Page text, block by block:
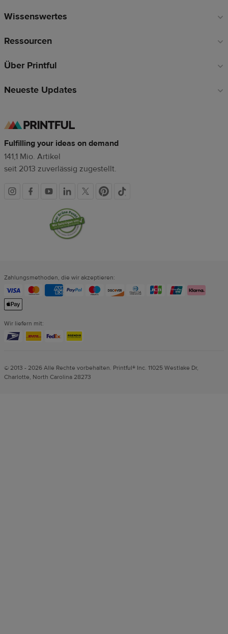
Wissenswertes
Ressourcen
Über Printful
Neueste Updates
Fulfilling your ideas on demand
141,1 Mio. Artikel
seit 2013 zuverlässig zugestellt.
Soziale
Medien
Vertrauenssiegel
Zahlungsmethoden, die wir akzeptieren:
Wir liefern mit:
© 2013 - 2026 Alle Rechte vorbehalten. Printful® Inc. 11025 Westlake Dr,
Charlotte, North Carolina 28273